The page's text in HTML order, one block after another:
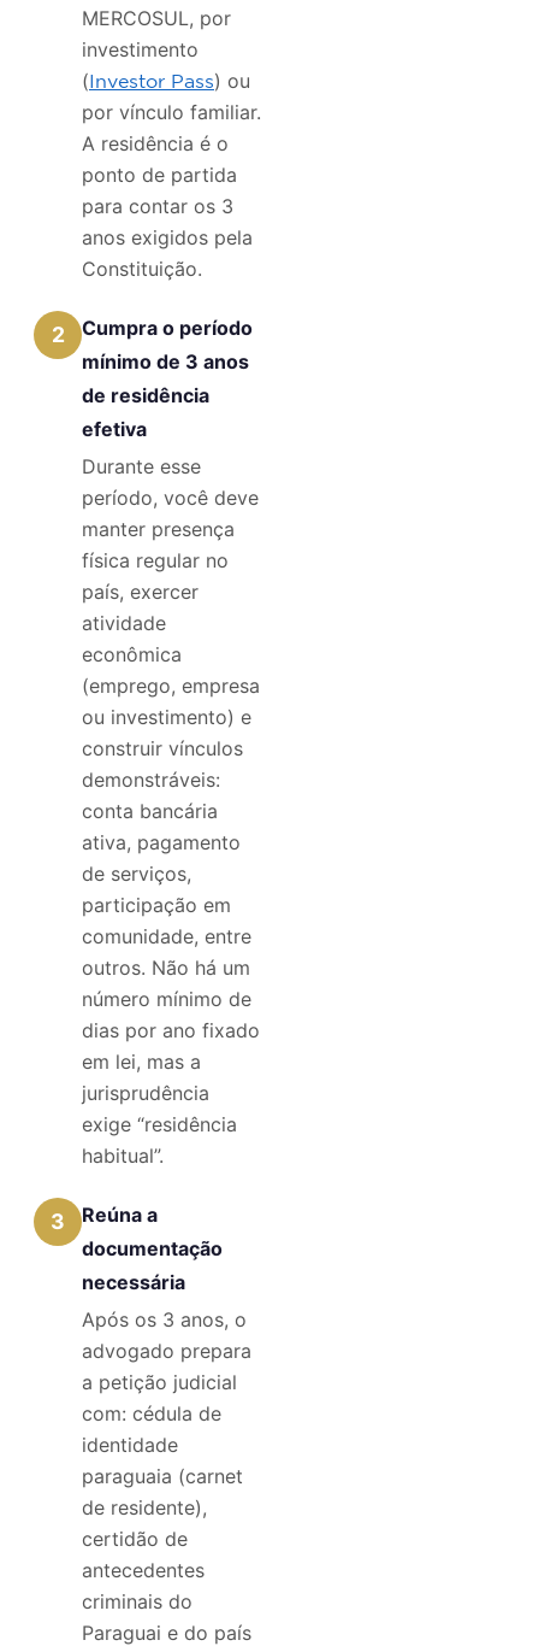
MERCOSUL, por
investimento
(Investor Pass) ou
por vínculo familiar.
A residência é o
ponto de partida
para contar os 3
anos exigidos pela
Constituição.
2
Cumpra o período
mínimo de 3 anos
de residência
efetiva
Durante esse
período, você deve
manter presença
física regular no
país, exercer
atividade
econômica
(emprego, empresa
ou investimento) e
construir vínculos
demonstráveis:
conta bancária
ativa, pagamento
de serviços,
participação em
comunidade, entre
outros. Não há um
número mínimo de
dias por ano fixado
em lei, mas a
jurisprudência
exige “residência
habitual”.
3
Reúna a
documentação
necessária
Após os 3 anos, o
advogado prepara
a petição judicial
com: cédula de
identidade
paraguaia (carnet
de residente),
certidão de
antecedentes
criminais do
Paraguai e do país